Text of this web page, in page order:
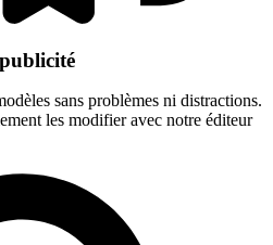
sans problèmes ni distractions.
les modifier avec notre éditeur